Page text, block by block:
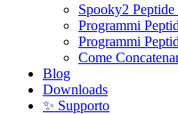
Spooky2 Peptide
Programmi
Programmi
Come
Blog
Downloads
✨ Supporto